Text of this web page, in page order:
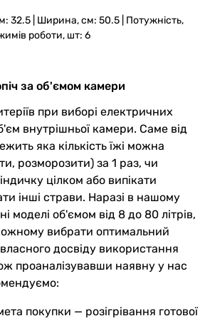
32.5 | Ширина, см: 50.5 | Потужність,
роботи, шт: 6
за об'ємом камери
при виборі електричних
внутрішньої камери. Саме від
яка кількість їжі можна
розморозити) за 1 раз, чи
цілком або випікати
інші страви. Наразі в нашому
моделі об'ємом від 8 до 80 літрів,
вибрати оптимальний
досвіду використання
проаналізувавши наявну у нас
покупки — розігрівання готової